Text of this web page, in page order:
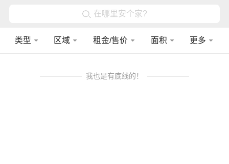
在哪里安个家?
类型 区域 租金/售价 面积 更多
我也是有底线的！